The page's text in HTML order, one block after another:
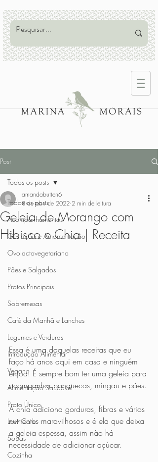
Post
Todos os posts
Acompanhamentos
Gestação e Amamentação
Ovolactovegetariano
Pães e Salgados
Pratos Principais
Sobremesas
Café da Manhã e Lanches
Legumes e Verduras
Introdução Alimentar
Vegano
Alimentação Saudável
Prato Único
Low Carb
Sopas
Cozinha
Todos os posts
Geleia de Morango com
Hibisco e Chia | Receita
amandabutten6
8 de abr. de 2022 2 min de leitura
Essa é uma daquelas receitas que eu
faço há anos aqui em casa e ninguém
enjoa! É sempre bom ter uma geleia para
acompanhar panquecas, mingau e pães.
A chia adiciona gorduras, fibras e vários
nutrientes maravilhosos e é ela que deixa
a geleia espessa, assim não há
necessidade de adicionar açúcar.